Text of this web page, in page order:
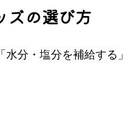
ズの選び方
分・塩分を補給する」